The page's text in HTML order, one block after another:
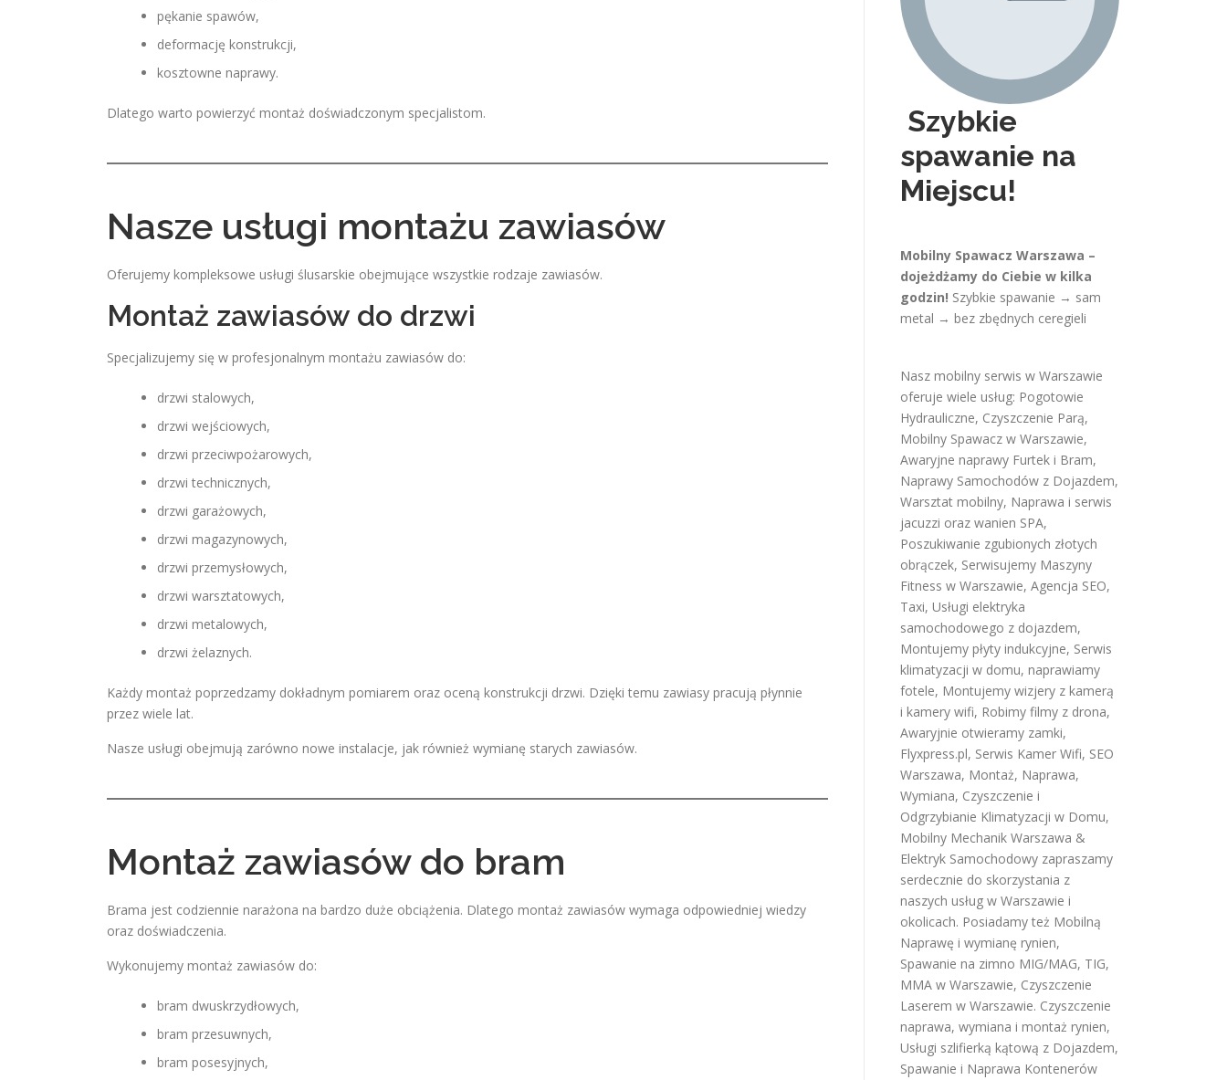
pękanie spawów,
deformację konstrukcji,
kosztowne naprawy.
Dlatego warto powierzyć montaż doświadczonym specjalistom.
Nasze usługi montażu zawiasów
Oferujemy kompleksowe usługi ślusarskie obejmujące wszystkie rodzaje zawiasów.
Montaż zawiasów do drzwi
Specjalizujemy się w profesjonalnym montażu zawiasów do:
drzwi stalowych,
drzwi wejściowych,
drzwi przeciwpożarowych,
drzwi technicznych,
drzwi garażowych,
drzwi magazynowych,
drzwi przemysłowych,
drzwi warsztatowych,
drzwi metalowych,
drzwi żelaznych.
Każdy montaż poprzedzamy dokładnym pomiarem oraz oceną konstrukcji drzwi. Dzięki temu zawiasy pracują płynnie
przez wiele lat.
Nasze usługi obejmują zarówno nowe instalacje, jak również wymianę starych zawiasów.
Montaż zawiasów do bram
Brama jest codziennie narażona na bardzo duże obciążenia. Dlatego montaż zawiasów wymaga odpowiedniej wiedzy
oraz doświadczenia.
Wykonujemy montaż zawiasów do:
bram dwuskrzydłowych,
bram przesuwnych,
bram posesyjnych,
Szybkie
spawanie na
Miejscu!
Mobilny Spawacz Warszawa –
dojeżdżamy do Ciebie w kilka
godzin! Szybkie spawanie → sam
metal → bez zbędnych ceregieli
Nasz mobilny serwis w Warszawie
oferuje wiele usług: Pogotowie
Hydrauliczne, Czyszczenie Parą,
Mobilny Spawacz w Warszawie,
Awaryjne naprawy Furtek i Bram,
Naprawy Samochodów z Dojazdem,
Warsztat mobilny, Naprawa i serwis
jacuzzi oraz wanien SPA,
Poszukiwanie zgubionych złotych
obrączek, Serwisujemy Maszyny
Fitness w Warszawie, Agencja SEO,
Taxi, Usługi elektryka
samochodowego z dojazdem,
Montujemy płyty indukcyjne, Serwis
klimatyzacji w domu, naprawiamy
fotele, Montujemy wizjery z kamerą
i kamery wifi, Robimy filmy z drona,
Awaryjnie otwieramy zamki,
Flyxpress.pl, Serwis Kamer Wifi, SEO
Warszawa, Montaż, Naprawa,
Wymiana, Czyszczenie i
Odgrzybianie Klimatyzacji w Domu,
Mobilny Mechanik Warszawa &
Elektryk Samochodowy zapraszamy
serdecznie do skorzystania z
naszych usług w Warszawie i
okolicach. Posiadamy też Mobilną
Naprawę i wymianę rynien,
Spawanie na zimno MIG/MAG, TIG,
MMA w Warszawie, Czyszczenie
Laserem w Warszawie. Czyszczenie
naprawa, wymiana i montaż rynien,
Usługi szlifierką kątową z Dojazdem,
Spawanie i Naprawa Kontenerów